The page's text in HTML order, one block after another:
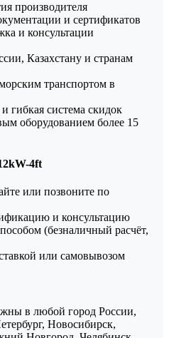
производителя
и сертификатов
и консультации
Казахстану и странам
транспортом в
гибкая система скидок
оборудованием более 15
4ft
или позвоните по
и консультацию
(безналичный расчёт,
или самовывозом
в любой город России,
Новосибирск,